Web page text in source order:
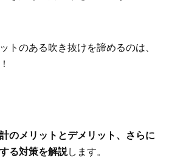
トのある吹き抜けを諦めるのは、
のメリットとデメリット、さらに
る対策を解説します。